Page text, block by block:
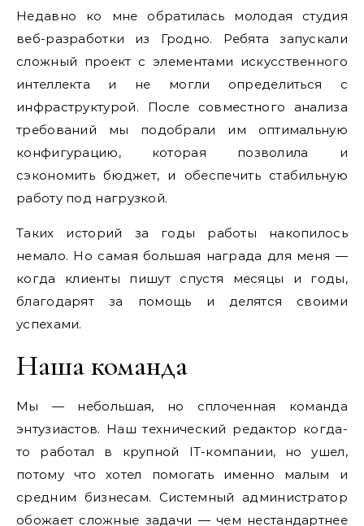
Недавно ко мне обратилась молодая студия
веб-разработки из Гродно. Ребята запускали
сложный проект с элементами искусственного
интеллекта и не могли определиться с
инфраструктурой. После совместного анализа
требований мы подобрали им оптимальную
конфигурацию, которая позволила и
сэкономить бюджет, и обеспечить стабильную
работу под нагрузкой.
Таких историй за годы работы накопилось
немало. Но самая большая награда для меня —
когда клиенты пишут спустя месяцы и годы,
благодарят за помощь и делятся своими
успехами.
Наша команда
Мы — небольшая, но сплоченная команда
энтузиастов. Наш технический редактор когда-
то работал в крупной IT-компании, но ушел,
потому что хотел помогать именно малым и
средним бизнесам. Системный администратор
обожает сложные задачи — чем нестандартнее